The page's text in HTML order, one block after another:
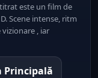
este un film de
Scene intense, ritm
, iar
Principală